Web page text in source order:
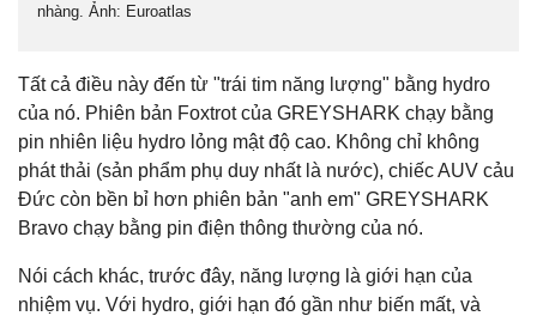
nhàng. Ảnh: Euroatlas
Tất cả điều này đến từ "trái tim năng lượng" bằng hydro
của nó. Phiên bản Foxtrot của GREYSHARK chạy bằng
pin nhiên liệu hydro lỏng mật độ cao. Không chỉ không
phát thải (sản phẩm phụ duy nhất là nước), chiếc AUV cảu
Đức còn bền bỉ hơn phiên bản "anh em" GREYSHARK
Bravo chạy bằng pin điện thông thường của nó.
Nói cách khác, trước đây, năng lượng là giới hạn của
nhiệm vụ. Với hydro, giới hạn đó gần như biến mất, và